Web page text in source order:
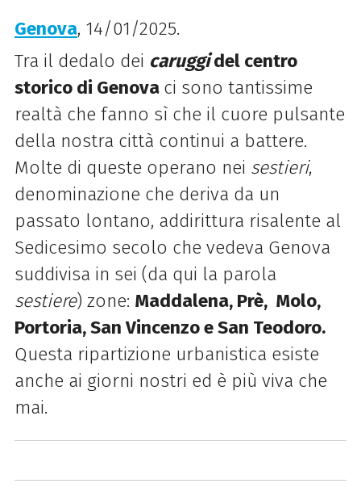
Genova, 14/01/2025.
Tra il dedalo dei caruggidel centro
storico di Genova ci sono tantissime
realtà che fanno sì che il cuore pulsante
della nostra città continui a battere.
Molte di queste operano nei sestieri,
denominazione che deriva da un
passato lontano, addirittura risalente al
Sedicesimo secolo che vedeva Genova
suddivisa in sei (da qui la parola
sestiere) zone: Maddalena, Prè, Molo,
Portoria, San Vincenzo e San Teodoro.
Questa ripartizione urbanistica esiste
anche ai giorni nostri ed è più viva che
mai.